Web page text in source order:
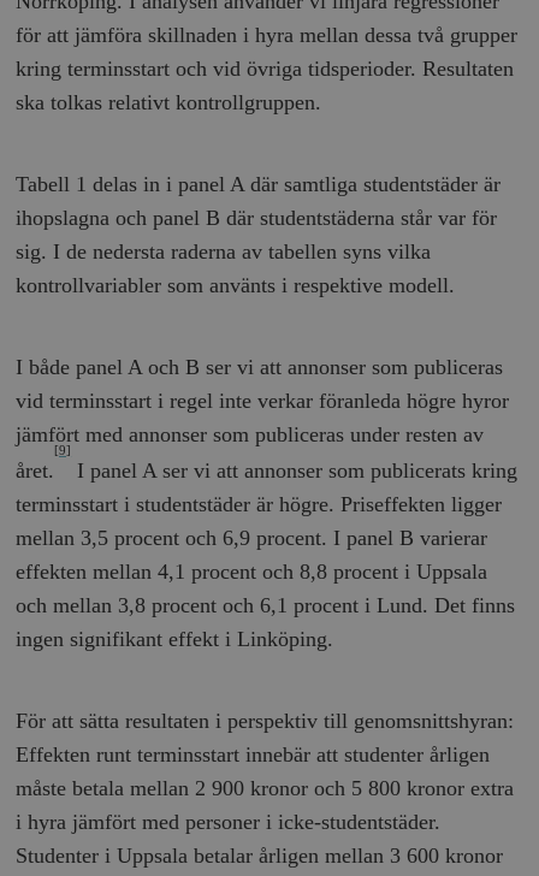
för att jämföra skillnaden i hyra mellan dessa två grupper
kring terminsstart och vid övriga tidsperioder. Resultaten
ska tolkas relativt kontrollgruppen.
Tabell 1 delas in i panel A där samtliga studentstäder är
ihopslagna och panel B där studentstäderna står var för
sig. I de nedersta raderna av tabellen syns vilka
kontrollvariabler som använts i respektive modell.
I både panel A och B ser vi att annonser som publiceras
vid terminsstart i regel inte verkar föranleda högre hyror
jämfört med annonser som publiceras under resten av
året.
[9]
I panel A ser vi att annonser som publicerats kring
terminsstart i studentstäder är högre. Priseffekten ligger
mellan 3,5 procent och 6,9 procent. I panel B varierar
effekten mellan 4,1 procent och 8,8 procent i Uppsala
och mellan 3,8 procent och 6,1 procent i Lund. Det finns
ingen signifikant effekt i Linköping.
För att sätta resultaten i perspektiv till genomsnittshyran:
Effekten runt terminsstart innebär att studenter årligen
måste betala mellan 2 900 kronor och 5 800 kronor extra
i hyra jämfört med personer i icke-studentstäder.
Studenter i Uppsala betalar årligen mellan 3 600 kronor